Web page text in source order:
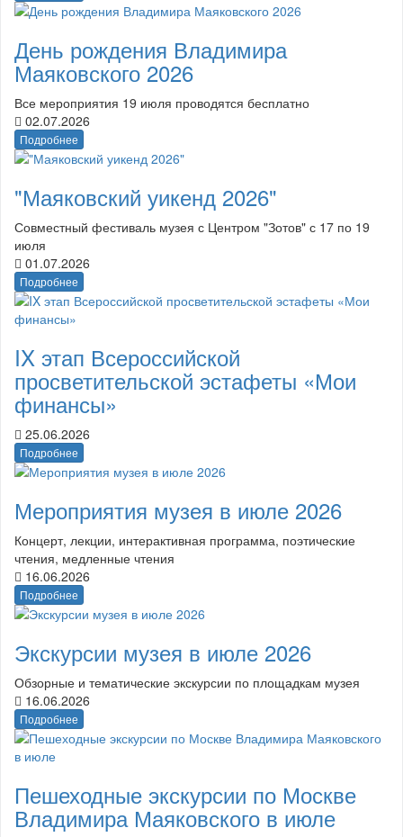
День рождения Владимира
Маяковского 2026
Все мероприятия 19 июля проводятся бесплатно
02.07.2026
Подробнее
"Маяковский уикенд 2026"
Совместный фестиваль музея с Центром "Зотов" с 17 по 19
июля
01.07.2026
Подробнее
IX этап Всероссийской
просветительской эстафеты «Мои
финансы»
25.06.2026
Подробнее
Мероприятия музея в июле 2026
Концерт, лекции, интерактивная программа, поэтические
чтения, медленные чтения
16.06.2026
Подробнее
Экскурсии музея в июле 2026
Обзорные и тематические экскурсии по площадкам музея
16.06.2026
Подробнее
Пешеходные экскурсии по Москве
Владимира Маяковского в июле